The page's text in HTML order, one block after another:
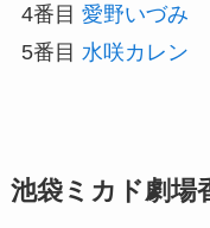
4番目 愛野いづみ
5番目 水咲カレン
池袋ミカド劇場